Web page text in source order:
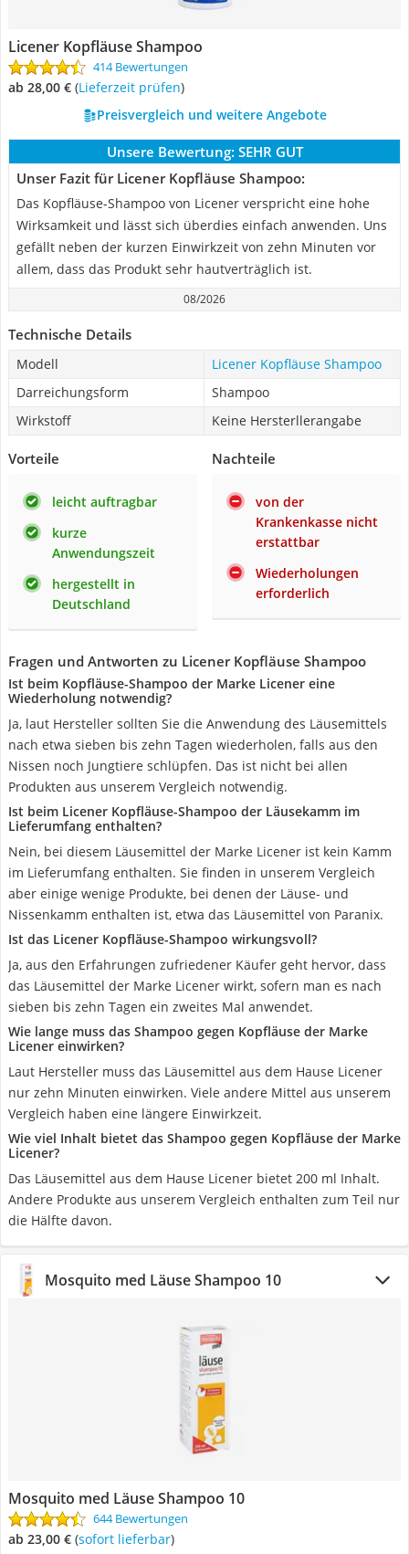
Licener Kopfläuse Shampoo
414 Bewertungen
ab 28,00 € (Lieferzeit prüfen)
Preisvergleich und weitere Angebote
Unsere Bewertung: SEHR GUT
Unser Fazit für Licener Kopfläuse Shampoo:
Das Kopfläuse-Shampoo von Licener verspricht eine hohe
Wirksamkeit und lässt sich überdies einfach anwenden. Uns
gefällt neben der kurzen Einwirkzeit von zehn Minuten vor
allem, dass das Produkt sehr hautverträglich ist.
08/2026
Technische Details
Modell
Licener Kopfläuse Shampoo
Darreichungsform
Shampoo
Wirkstoff
Keine Hersterllerangabe
Vorteile
leicht auftragbar
kurze
Anwendungszeit
hergestellt in
Deutschland
Nachteile
von der
Krankenkasse nicht
erstattbar
Wiederholungen
erforderlich
Fragen und Antworten zu Licener Kopfläuse Shampoo
Ist beim Kopfläuse-Shampoo der Marke Licener eine
Wiederholung notwendig?
Ja, laut Hersteller sollten Sie die Anwendung des Läusemittels
nach etwa sieben bis zehn Tagen wiederholen, falls aus den
Nissen noch Jungtiere schlüpfen. Das ist nicht bei allen
Produkten aus unserem Vergleich notwendig.
Ist beim Licener Kopfläuse-Shampoo der Läusekamm im
Lieferumfang enthalten?
Nein, bei diesem Läusemittel der Marke Licener ist kein Kamm
im Lieferumfang enthalten. Sie finden in unserem Vergleich
aber einige wenige Produkte, bei denen der Läuse- und
Nissenkamm enthalten ist, etwa das Läusemittel von Paranix.
Ist das Licener Kopfläuse-Shampoo wirkungsvoll?
Ja, aus den Erfahrungen zufriedener Käufer geht hervor, dass
das Läusemittel der Marke Licener wirkt, sofern man es nach
sieben bis zehn Tagen ein zweites Mal anwendet.
Wie lange muss das Shampoo gegen Kopfläuse der Marke
Licener einwirken?
Laut Hersteller muss das Läusemittel aus dem Hause Licener
nur zehn Minuten einwirken. Viele andere Mittel aus unserem
Vergleich haben eine längere Einwirkzeit.
Wie viel Inhalt bietet das Shampoo gegen Kopfläuse der Marke
Licener?
Das Läusemittel aus dem Hause Licener bietet 200 ml Inhalt.
Andere Produkte aus unserem Vergleich enthalten zum Teil nur
die Hälfte davon.
Mosquito med Läuse Shampoo 10
Mosquito med Läuse Shampoo 10
644 Bewertungen
ab 23,00 € ( Sofort lieferbar)